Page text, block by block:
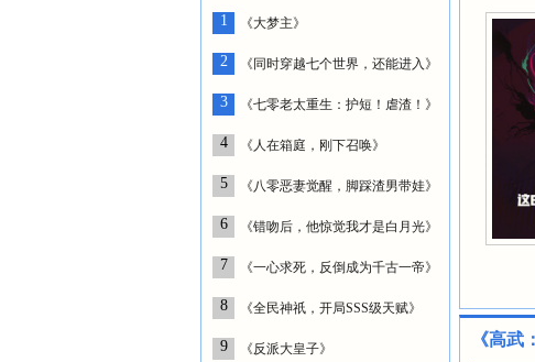
1 《大梦主》
2 《同时穿越七个世界，还能进入》
3 《七零老太重生：护短！虐渣！》
4 《人在箱庭，刚下召唤》
5 《八零恶妻觉醒，脚踩渣男带娃》
6 《错吻后，他惊觉我才是白月光》
7 《一心求死，反倒成为千古一帝》
8 《全民神祇，开局SSS级天赋》
9 《反派大皇子》 《高